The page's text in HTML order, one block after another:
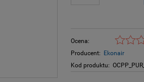
Ocena:
Producent: Ekonair
Kod produktu: